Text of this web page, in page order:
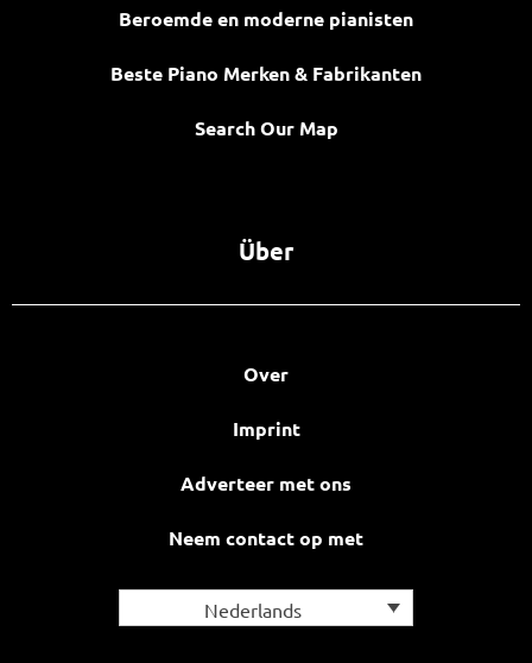
Beroemde en moderne pianisten
Beste Piano Merken & Fabrikanten
Search Our Map
Über
Over
Imprint
Adverteer met ons
Neem contact op met
Nederlands